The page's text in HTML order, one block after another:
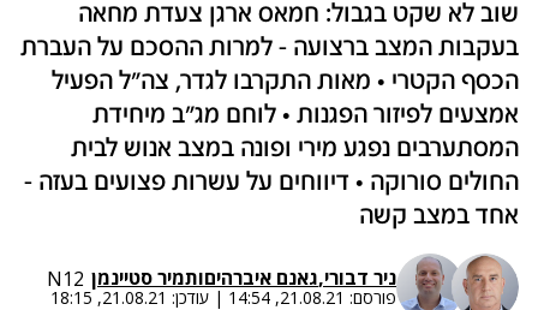
שוב לא שקט בגבול: חמאס ארגן צעדת מחאה
בעקבות המצב ברצועה - למרות ההסכם על העברת
הכסף הקטרי • מאות התקרבו לגדר, צה"ל הפעיל
אמצעים לפיזור הפגנות • לוחם מג"ב מיחידת
המסתערבים נפגע מירי ופונה במצב אנוש לבית
החולים סורוקה • דיווחים על עשרות פצועים בעזה -
אחד במצב קשה
ניר דבורי,גאנם איברהיםותמיר סטיינמן N12
פורסם: 21.08.21, 14:54
| עודכן: 21.08.21, 18:15